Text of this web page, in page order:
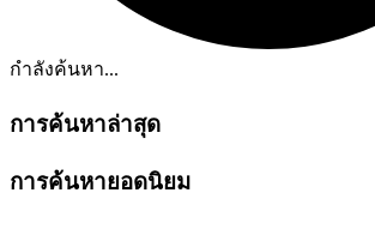
กำลังค้นหา...
การค้นหาล่าสุด
การค้นหายอดนิยม